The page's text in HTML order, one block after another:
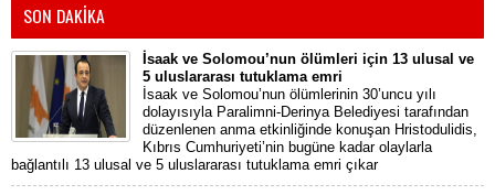
SON DAKİKA
İsaak ve Solomou’nun ölümleri için 13 ulusal ve
5 uluslararası tutuklama emri
İsaak ve Solomou’nun ölümlerinin 30’uncu yılı
dolayısıyla Paralimni-Derinya Belediyesi tarafından
düzenlenen anma etkinliğinde konuşan Hristodulidis,
Kıbrıs Cumhuriyeti’nin bugüne kadar olaylarla
bağlantılı 13 ulusal ve 5 uluslararası tutuklama emri çıkar